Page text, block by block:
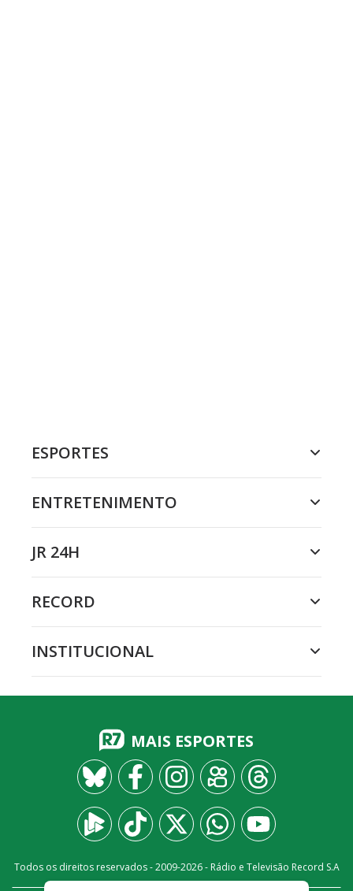
ESPORTES
ENTRETENIMENTO
JR 24H
RECORD
INSTITUCIONAL
MAIS ESPORTES
Todos os direitos reservados - 2009-2026- Rádio e Televisão Record S.A